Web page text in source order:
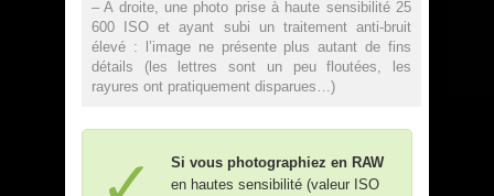
– A droite, une photo prise à haute sensibilité 25
600 ISO et ayant subi un traitement anti-bruit
élevé : l’image ne présente plus autant de fins
détails (les lettres sont un peu floutées, les
rayures ont pratiquement disparues…)
Si vous photographiez en RAW
en hautes sensibilité (valeur ISO